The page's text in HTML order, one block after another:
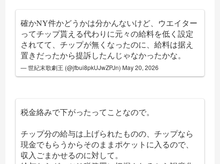
確かNY件かどうかは分かんないけど、ウエイター
ってチップ貰える代わりに元々の給料を低く設定
されてて、チップが無くなったのに、給料は据え
置きだったから提訴したんじゃなかったかな。
— 世紀末歌劇王 (@jfbui8pkUJwZPJn) May 20, 2026
税金絡みで下がったってことなので。
チップ分の給与は上げられたものの、チップなら
現金でもらうからそのままポケットに入るので、
収入ごまかせるのに対して。